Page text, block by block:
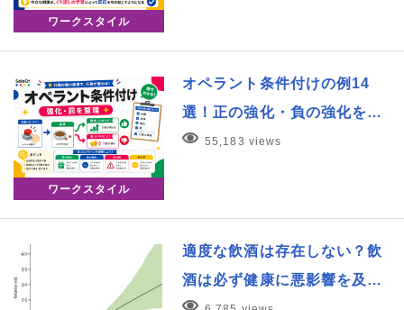
ワークスタイル
ワークスタイル
オペラント条件付けの例14
選！正の強化・負の強化を…
55,183 views
適度な飲酒は存在しない？飲
酒は必ず健康に悪影響を及…